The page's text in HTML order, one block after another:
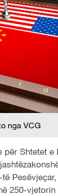
nga VCG
për Shtetet e
250-